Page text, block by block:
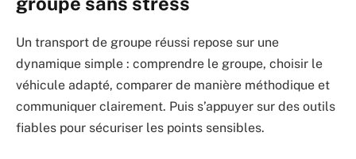
Un transport de groupe réussi repose sur une
dynamique simple : comprendre le groupe, choisir le
véhicule adapté, comparer de manière méthodique et
communiquer clairement. Puis s’appuyer sur des outils
fiables pour sécuriser les points sensibles.